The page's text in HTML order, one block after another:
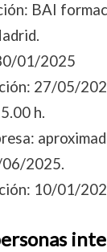
BAI
01/2025
27/05/
h.
18/
10/01/